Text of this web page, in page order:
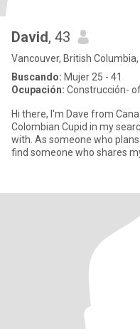
David, 43
Vancouver, British
Buscando: Mujer 25 - 41
Ocupación: Construcción-
Hi there, I'm Dave from
Colombian Cupid in my
with. As someone who
find someone who shares